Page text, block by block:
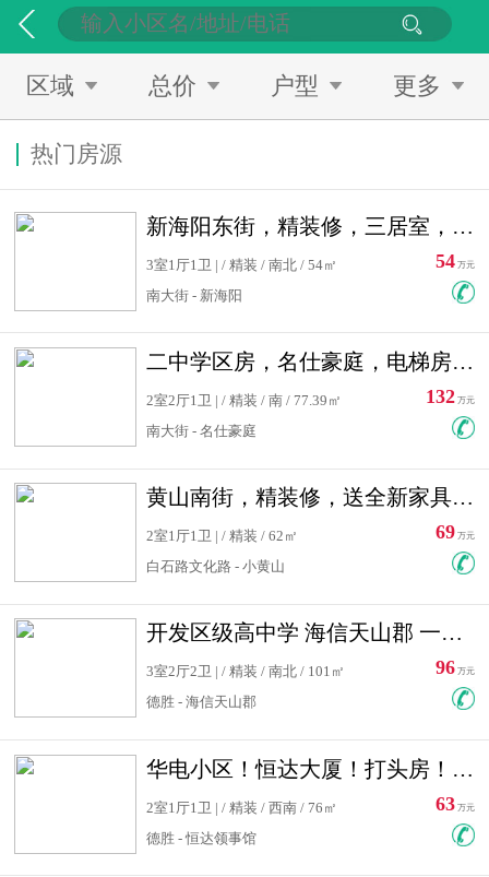
区域 总价 户型 更多
热门房源
新海阳东街，精装修，三居室，南北通透，拎包入住，单价低
3室1厅1卫 | / 精装 / 南北 / 54㎡
南大街 - 新海阳
54 万元
二中学区房，名仕豪庭，电梯房，双南卧室，单价低，急售
2室2厅1卫 | / 精装 / 南 / 77.39㎡
南大街 - 名仕豪庭
132 万元
黄山南街，精装修，送全新家具，看房有钥匙，实用面积大
2室1厅1卫 | / 精装 / 62㎡
白石路文化路 - 小黄山
69 万元
开发区级高中学 海信天山郡 一手合同没有税！ 送车位
3室2厅2卫 | / 精装 / 南北 / 101㎡
德胜 - 海信天山郡
96 万元
华电小区！恒达大厦！打头房！精装修！可低首付！随时看房！
2室1厅1卫 | / 精装 / 西南 / 76㎡
德胜 - 恒达领事馆
63 万元